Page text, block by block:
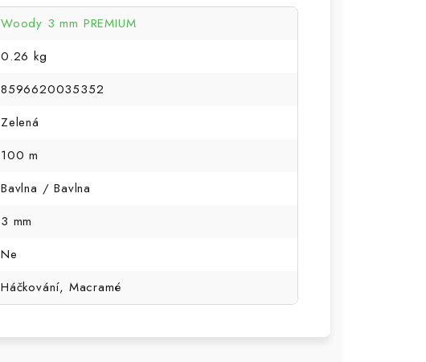
Woody 3 mm PREMIUM
0.26 kg
8596620035352
Zelená
100 m
Bavlna / Bavlna
3 mm
Ne
Háčkování, Macramé